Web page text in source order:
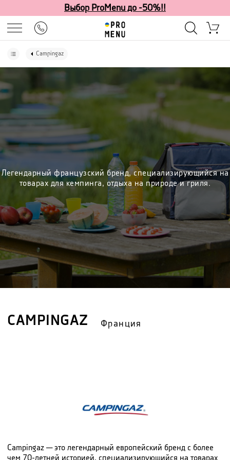
Выбор ProMenu до -50%!!
Campingaz
Легендарный французский бренд, специализирующийся на
товарах для кемпинга, отдыха на природе и гриля.
CAMPINGAZ Франция
Campingaz — это легендарный европейский бренд с более
чем 70-летней историей, специализирующийся на товарах